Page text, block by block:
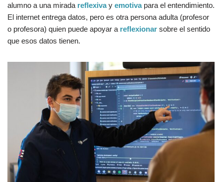
alumno a una mirada reflexivay emotivapara el entendimiento.
El internet entrega datos, pero es otra persona adulta (profesor
o profesora) quien puede apoyar a reflexionar sobre el sentido
que esos datos tienen.